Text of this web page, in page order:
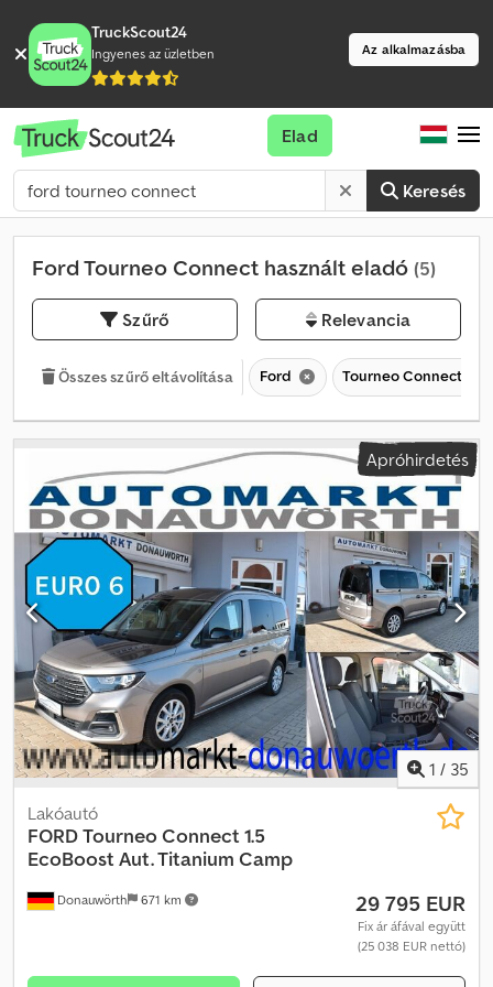
TruckScout24
Ingyenes az üzletben Az alkalmazásba
Keresés
Elad
Ford Tourneo Connect használt eladó (5)
Szűrő Relevancia
Összes szűrő eltávolítása Ford Tourneo Connect
Apróhirdetés
1 / 35
Donauwörth 671 km
Lakóautó
FORDTourneo Connect 1.5
EcoBoost Aut. Titanium Camp
29 795 EUR
Fix ár áfával együtt
(25 038 EUR nettó)